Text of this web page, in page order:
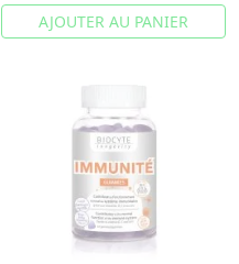
AJOUTER AU PANIER